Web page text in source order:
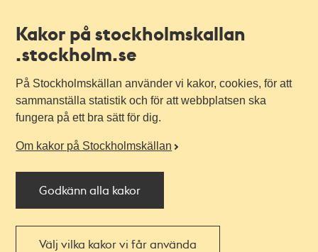
Kakor på stockholmskallan
.stockholm.se
På Stockholmskällan använder vi kakor, cookies, för att
sammanställa statistik och för att webbplatsen ska
fungera på ett bra sätt för dig.
Om kakor på Stockholmskällan
Godkänn alla kakor
Välj vilka kakor vi får använda